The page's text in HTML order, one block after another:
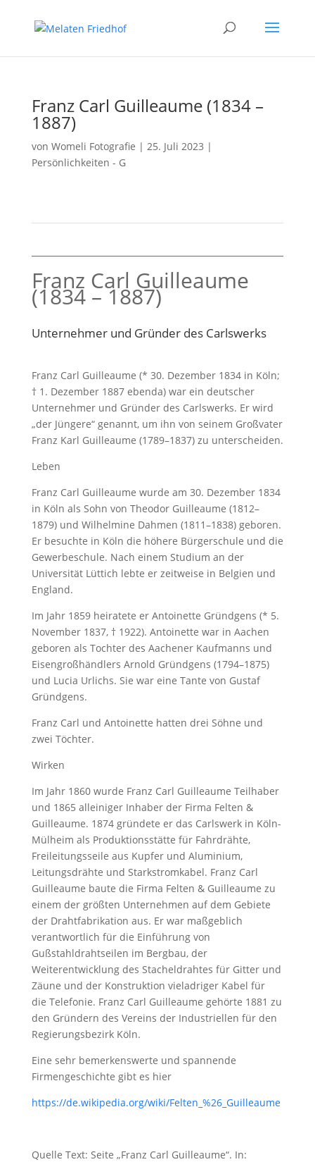
Franz Carl Guilleaume (1834 –
1887)
von Womeli Fotografie | 25. Juli 2023 |
Persönlichkeiten - G
Franz Carl Guilleaume
(1834 – 1887)
Unternehmer und Gründer des Carlswerks
Franz Carl Guilleaume (* 30. Dezember 1834 in Köln;
† 1. Dezember 1887 ebenda) war ein deutscher
Unternehmer und Gründer des Carlswerks. Er wird
„der Jüngere“ genannt, um ihn von seinem Großvater
Franz Karl Guilleaume (1789–1837) zu unterscheiden.
Leben
Franz Carl Guilleaume wurde am 30. Dezember 1834
in Köln als Sohn von Theodor Guilleaume (1812–
1879) und Wilhelmine Dahmen (1811–1838) geboren.
Er besuchte in Köln die höhere Bürgerschule und die
Gewerbeschule. Nach einem Studium an der
Universität Lüttich lebte er zeitweise in Belgien und
England.
Im Jahr 1859 heiratete er Antoinette Gründgens (* 5.
November 1837, † 1922). Antoinette war in Aachen
geboren als Tochter des Aachener Kaufmanns und
Eisengroßhändlers Arnold Gründgens (1794–1875)
und Lucia Urlichs. Sie war eine Tante von Gustaf
Gründgens.
Franz Carl und Antoinette hatten drei Söhne und
zwei Töchter.
Wirken
Im Jahr 1860 wurde Franz Carl Guilleaume Teilhaber
und 1865 alleiniger Inhaber der Firma Felten &
Guilleaume. 1874 gründete er das Carlswerk in Köln-
Mülheim als Produktionsstätte für Fahrdrähte,
Freileitungsseile aus Kupfer und Aluminium,
Leitungsdrähte und Starkstromkabel. Franz Carl
Guilleaume baute die Firma Felten & Guilleaume zu
einem der größten Unternehmen auf dem Gebiete
der Drahtfabrikation aus. Er war maßgeblich
verantwortlich für die Einführung von
Gußstahldrahtseilen im Bergbau, der
Weiterentwicklung des Stacheldrahtes für Gitter und
Zäune und der Konstruktion vieladriger Kabel für
die Telefonie. Franz Carl Guilleaume gehörte 1881 zu
den Gründern des Vereins der Industriellen für den
Regierungsbezirk Köln.
Eine sehr bemerkenswerte und spannende
Firmengeschichte gibt es hier
https://de.wikipedia.org/wiki/Felten_%26_Guilleaume
Quelle Text: Seite „Franz Carl Guilleaume“. In: